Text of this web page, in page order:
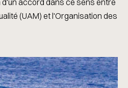
accord dans ce sens entre
(UAM) et l'Organisation des